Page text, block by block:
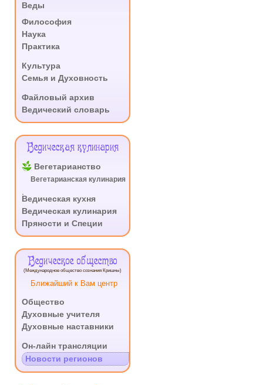
Веды
Философия
Наука
Практика
Культура
Семья и Духовность
Файловый архив
Ведический словарь
Ведическая кулинария
Вегетарианство
Вегетарианская кулинария
Ведическая кухня
Ведическая кулинария
Пряности и Специи
Ведическое общество
(Международное общество сознания Кришны)
Ближайший к Вам центр
Общество
Духовные учителя
Духовные наставники
Он-лайн трансляции
Новости регионов